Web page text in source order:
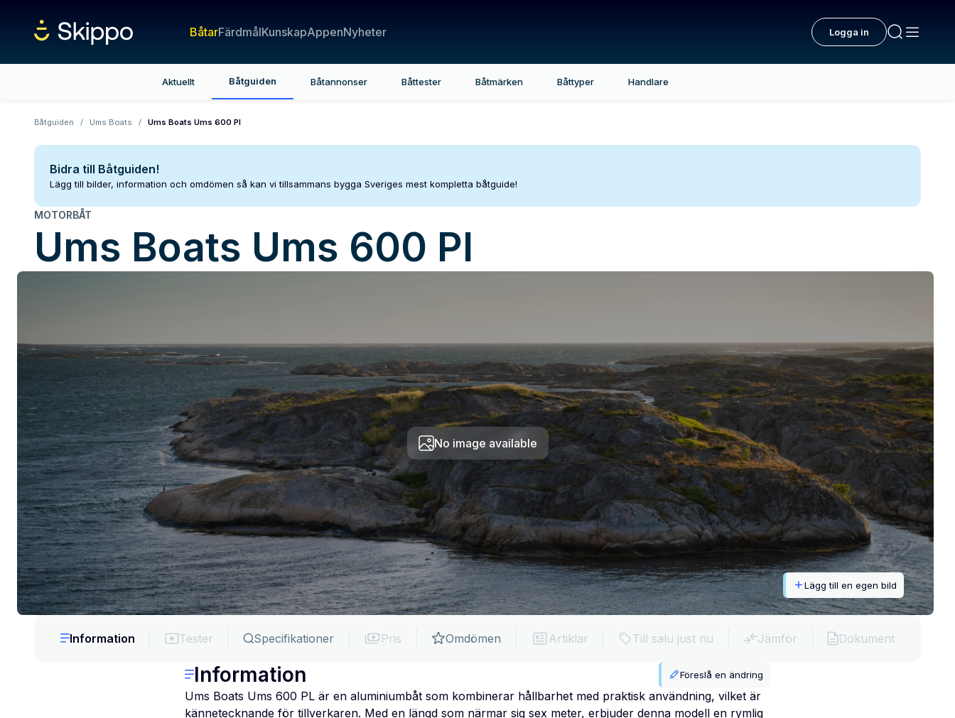
BåtarFärdmålKunskapAppenNyheter Logga in
Aktuellt Båtguiden Båtannonser Båttester Båtmärken Båttyper Handlare
Båtguiden / Ums Boats / Ums Boats Ums 600 Pl
Bidra till Båtguiden!
Lägg till bilder, information och omdömen så kan vi tillsammans bygga Sveriges mest kompletta båtguide!
MOTORBÅT
Ums Boats Ums 600 Pl
No image available
Lägg till en egen bild
Information Tester Specifikationer Pris Omdömen Artiklar Till salu just nu Jämför Dokument
Information Föreslå en ändring
Ums Boats Ums 600 PL är en aluminiumbåt som kombinerar hållbarhet med praktisk användning, vilket är
kännetecknande för tillverkaren. Med en längd som närmar sig sex meter, erbjuder denna modell en rymlig